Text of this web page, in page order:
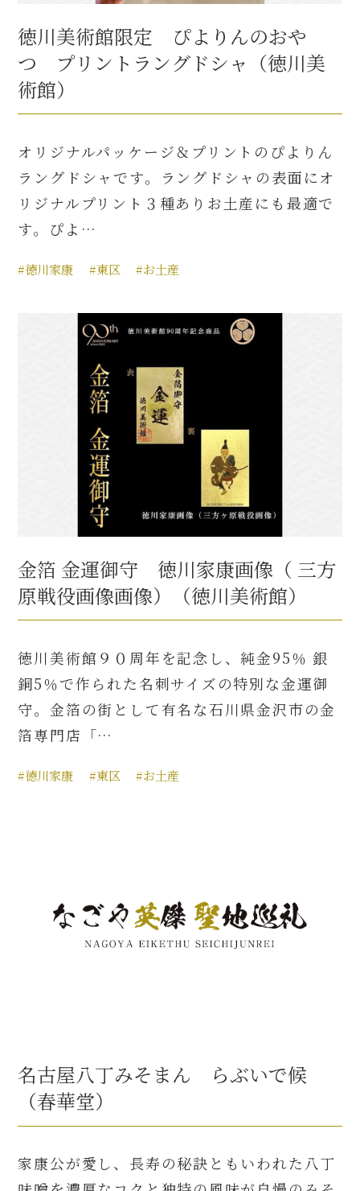
徳川美術館限定 ぴよりんのおや
つ プリントラングドシャ（徳川美
術館）
オリジナルパッケージ＆プリントのぴよりん
ラングドシャです。ラングドシャの表面にオ
リジナルプリント３種ありお土産にも最適で
す。ぴよ…
#徳川家康 #東区 #お土産
金箔 金運御守 徳川家康画像（ 三方
原戦役画像画像）（徳川美術館）
徳川美術館９０周年を記念し、純金95％ 銀
銅5％で作られた名刺サイズの特別な金運御
守。金箔の街として有名な石川県金沢市の金
箔専門店「…
#徳川家康 #東区 #お土産
名古屋八丁みそまん らぶいで候
（春華堂）
家康公が愛し、長寿の秘訣ともいわれた八丁